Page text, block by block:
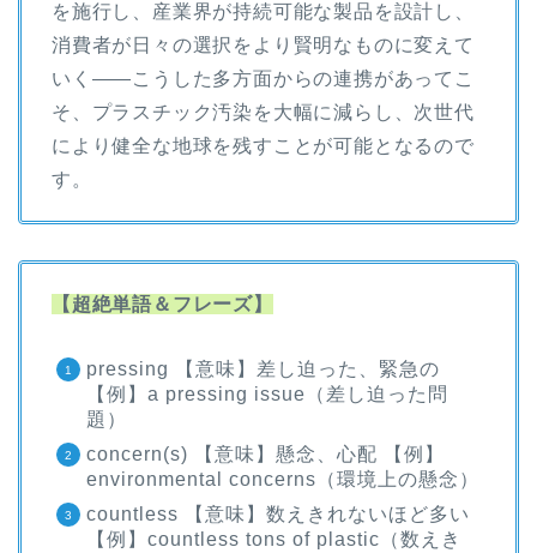
を施行し、産業界が持続可能な製品を設計し、
消費者が日々の選択をより賢明なものに変えて
いく――こうした多方面からの連携があってこ
そ、プラスチック汚染を大幅に減らし、次世代
により健全な地球を残すことが可能となるので
す。
【超絶単語＆フレーズ】
pressing 【意味】差し迫った、緊急の
【例】a pressing issue（差し迫った問
題）
concern(s) 【意味】懸念、心配 【例】
environmental concerns（環境上の懸念）
countless 【意味】数えきれないほど多い
【例】countless tons of plastic（数えき